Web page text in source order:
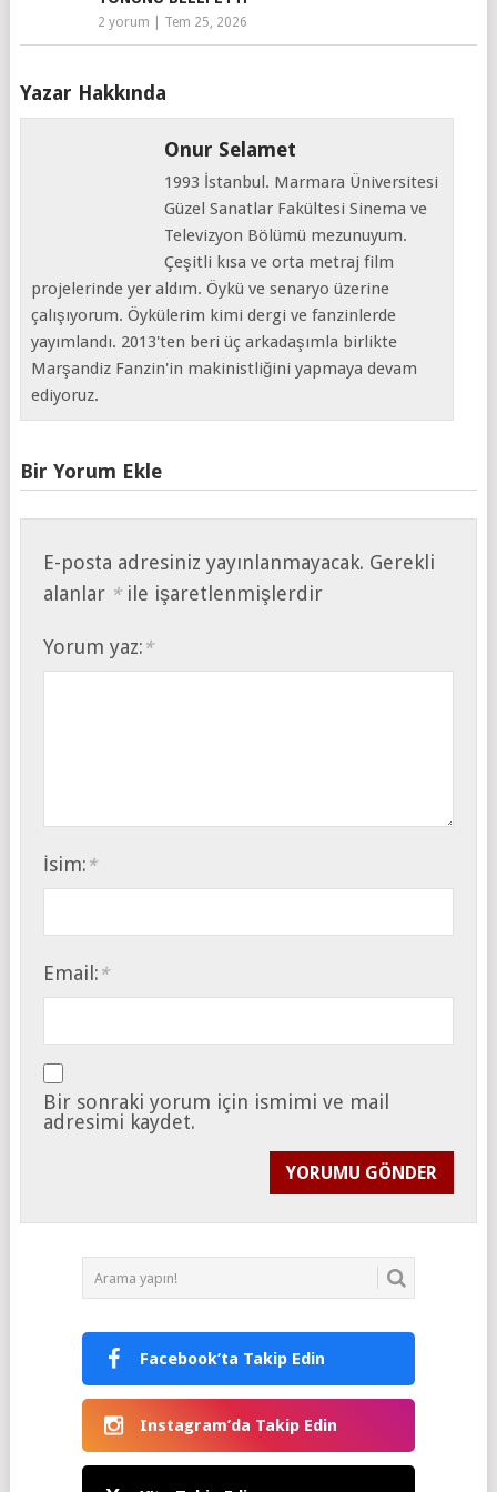
2 yorum Tem 25, 2026
Yazar Hakkında
Onur Selamet
1993 İstanbul. Marmara Üniversitesi
Güzel Sanatlar Fakültesi Sinema ve
Televizyon Bölümü mezunuyum.
Çeşitli kısa ve orta metraj film
projelerinde yer aldım. Öykü ve senaryo üzerine
çalışıyorum. Öykülerim kimi dergi ve fanzinlerde
yayımlandı. 2013'ten beri üç arkadaşımla birlikte
Marşandiz Fanzin'in makinistliğini yapmaya devam
ediyoruz.
Bir Yorum Ekle
E-posta adresiniz yayınlanmayacak. Gerekli
alanlar *ile işaretlenmişlerdir
Yorum yaz: *
İsim: *
Email: *
Bir sonraki yorum için ismimi ve mail
adresimi kaydet.
Facebook’ta Takip Edin
Instagram’da Takip Edin